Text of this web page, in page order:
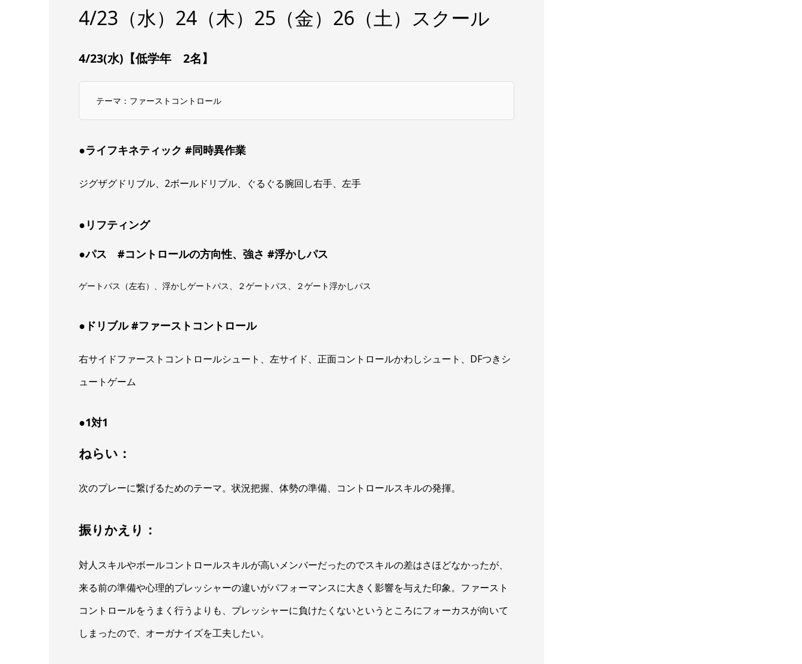
4/23（水）24（木）25（金）26（土）スクール
4/23(水)【低学年 2名】
テーマ：ファーストコントロール
●ライフキネティック #同時異作業
ジグザグドリブル、2ボールドリブル、ぐるぐる腕回し右手、左手
●リフティング
●パス #コントロールの方向性、強さ #浮かしパス
ゲートパス（左右）、浮かしゲートパス、２ゲートパス、２ゲート浮かしパス
●ドリブル #ファーストコントロール
右サイドファーストコントロールシュート、左サイド、正面コントロールかわしシュート、DFつきシ
ュートゲーム
●1対1
ねらい：
次のプレーに繋げるためのテーマ。状況把握、体勢の準備、コントロールスキルの発揮。
振りかえり：
対人スキルやボールコントロールスキルが高いメンバーだったのでスキルの差はさほどなかったが、
来る前の準備や心理的プレッシャーの違いがパフォーマンスに大きく影響を与えた印象。ファースト
コントロールをうまく行うよりも、プレッシャーに負けたくないというところにフォーカスが向いて
しまったので、オーガナイズを工夫したい。